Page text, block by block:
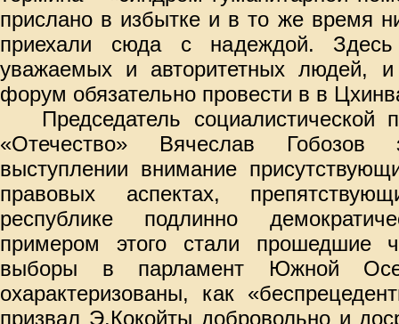
прислано в избытке и в то же время
приехали сюда с надеждой. Здесь
уважаемых и авторитетных людей,
форум обязательно провести в в
Председатель
«Отечество» Вячеслав
выступлении внимание
правовых аспектах,
республике подлинно
примером этого стали прошедшие
выборы в парламент Южной
охарактеризованы, как
призвал Э.Кокойты добровольно и